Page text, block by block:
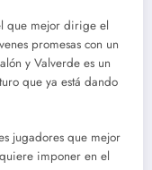
que mejor dirige el
promesas con un
y Valverde es un
que ya está dando
jugadores que mejor
imponer en el